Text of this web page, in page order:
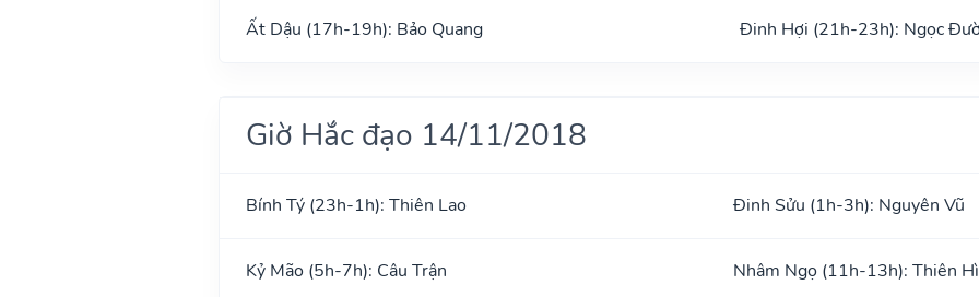
Ất Dậu (17h-19h): Bảo Quang Đinh Hợi (21h-23h): Ngọc
Giờ Hắc đạo 14/11/2018
Bính Tý (23h-1h): Thiên Lao Đinh Sửu (1h-3h): Nguyên Vũ
Kỷ Mão (5h-7h): Câu Trận Nhâm Ngọ (11h-13h): Thiên